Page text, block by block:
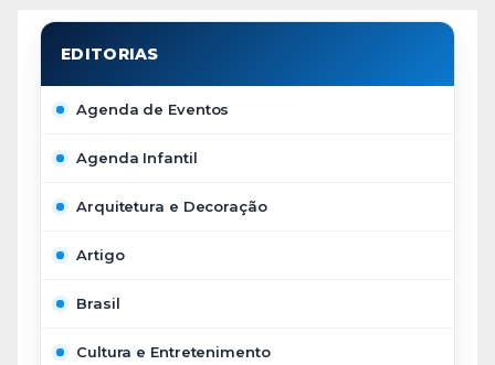
Agenda de Eventos
Agenda Infantil
Arquitetura e Decoração
Artigo
Brasil
Cultura e Entretenimento